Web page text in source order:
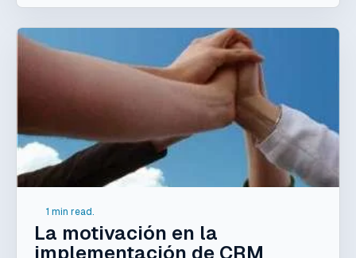
1 min read.
La motivación en la
implementación de CRM